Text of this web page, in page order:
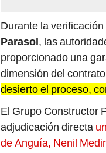
Durante la
Parasol, las
proporcionado una
dimensión del
desierto el proceso,
El Grupo Constructor
adjudicación directa
de Anguía, Nenil